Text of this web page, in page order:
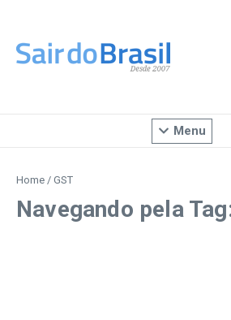
Menu
Home / GST
Navegando pela